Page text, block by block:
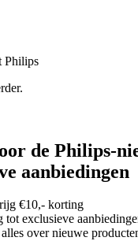
Philips
de Philips-
aanbiedingen
€10,- korting
tot exclusieve
over nieuwe